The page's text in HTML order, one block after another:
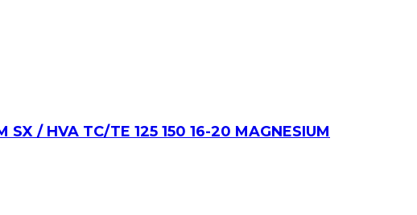
/ HVA TC/TE 125 150 16-20 MAGNESIUM